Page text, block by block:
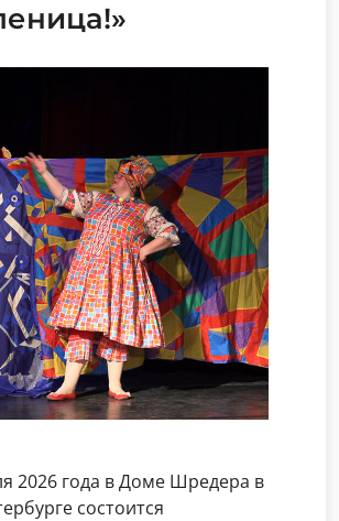
2026 года в Доме Шредера в
состоится